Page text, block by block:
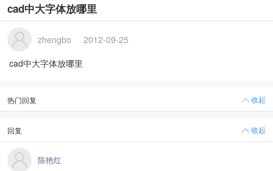
cad中大字体放哪里
zhengbo
2012-09-25
cad中大字体放哪里
热门回复 收起
回复 收起
陈艳红